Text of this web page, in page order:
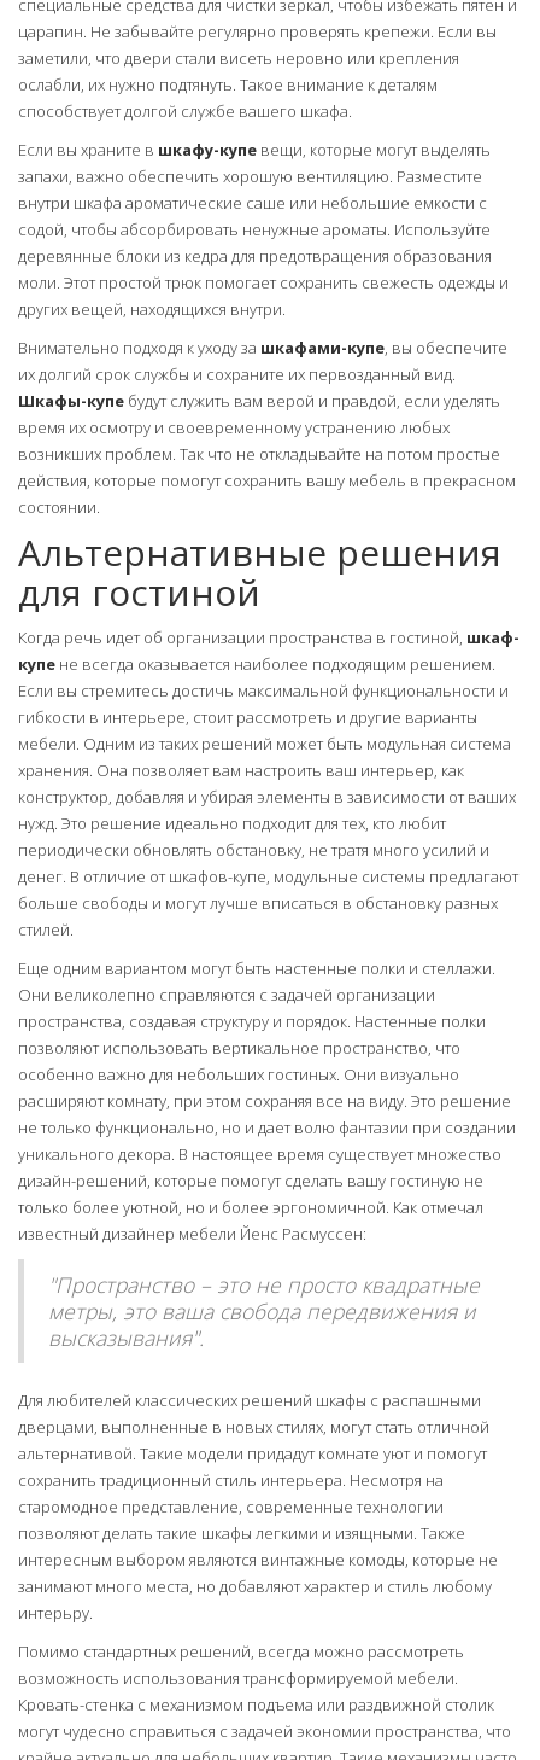
специальные средства для чистки зеркал, чтобы избежать пятен и
царапин. Не забывайте регулярно проверять крепежи. Если вы
заметили, что двери стали висеть неровно или крепления
ослабли, их нужно подтянуть. Такое внимание к деталям
способствует долгой службе вашего шкафа.
Если вы храните в шкафу-купе вещи, которые могут выделять
запахи, важно обеспечить хорошую вентиляцию. Разместите
внутри шкафа ароматические саше или небольшие емкости с
содой, чтобы абсорбировать ненужные ароматы. Используйте
деревянные блоки из кедра для предотвращения образования
моли. Этот простой трюк помогает сохранить свежесть одежды и
других вещей, находящихся внутри.
Внимательно подходя к уходу за шкафами-купе, вы обеспечите
их долгий срок службы и сохраните их первозданный вид.
Шкафы-купе будут служить вам верой и правдой, если уделять
время их осмотру и своевременному устранению любых
возникших проблем. Так что не откладывайте на потом простые
действия, которые помогут сохранить вашу мебель в прекрасном
состоянии.
Альтернативные решения
для гостиной
Когда речь идет об организации пространства в гостиной, шкаф-
купе не всегда оказывается наиболее подходящим решением.
Если вы стремитесь достичь максимальной функциональности и
гибкости в интерьере, стоит рассмотреть и другие варианты
мебели. Одним из таких решений может быть модульная система
хранения. Она позволяет вам настроить ваш интерьер, как
конструктор, добавляя и убирая элементы в зависимости от ваших
нужд. Это решение идеально подходит для тех, кто любит
периодически обновлять обстановку, не тратя много усилий и
денег. В отличие от шкафов-купе, модульные системы предлагают
больше свободы и могут лучше вписаться в обстановку разных
стилей.
Еще одним вариантом могут быть настенные полки и стеллажи.
Они великолепно справляются с задачей организации
пространства, создавая структуру и порядок. Настенные полки
позволяют использовать вертикальное пространство, что
особенно важно для небольших гостиных. Они визуально
расширяют комнату, при этом сохраняя все на виду. Это решение
не только функционально, но и дает волю фантазии при создании
уникального декора. В настоящее время существует множество
дизайн-решений, которые помогут сделать вашу гостиную не
только более уютной, но и более эргономичной. Как отмечал
известный дизайнер мебели Йенс Расмуссен:
"Пространство – это не просто квадратные
метры, это ваша свобода передвижения и
высказывания".
Для любителей классических решений шкафы с распашными
дверцами, выполненные в новых стилях, могут стать отличной
альтернативой. Такие модели придадут комнате уют и помогут
сохранить традиционный стиль интерьера. Несмотря на
старомодное представление, современные технологии
позволяют делать такие шкафы легкими и изящными. Также
интересным выбором являются винтажные комоды, которые не
занимают много места, но добавляют характер и стиль любому
интерьру.
Помимо стандартных решений, всегда можно рассмотреть
возможность использования трансформируемой мебели.
Кровать-стенка с механизмом подъема или раздвижной столик
могут чудесно справиться с задачей экономии пространства, что